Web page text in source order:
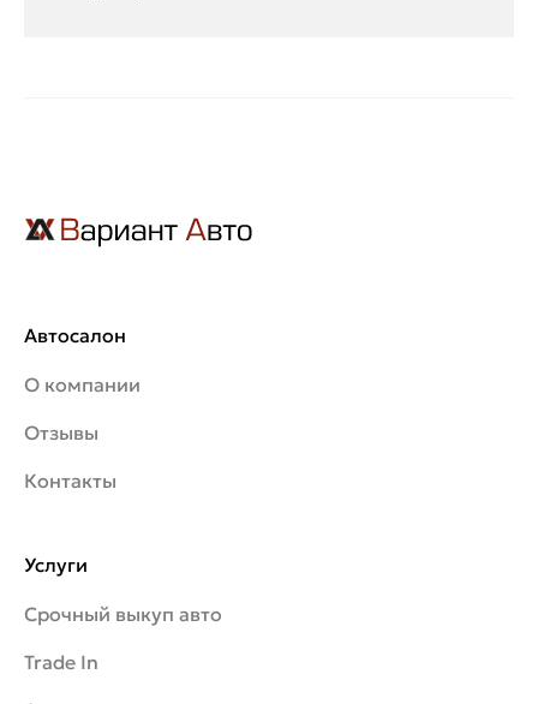
Автосалон
О компании
Отзывы
Контакты
Услуги
Срочный выкуп авто
Trade In